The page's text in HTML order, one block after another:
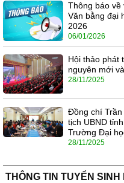
Thông báo về
Văn bằng đại
2026
06/01/2026
Hội thảo phát
nguyên mới
28/11/2025
Đồng chí Trần
tịch UBND
Trường Đại
28/11/2025
THÔNG TIN TUYỂN SINH